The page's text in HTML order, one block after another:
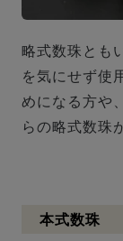
略式数珠とも
を気にせず使
めになる方や
らの略式数珠
本式数珠